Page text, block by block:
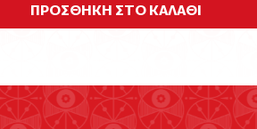
ΠΡΟΣΘΗΚΗ ΣΤΟ ΚΑΛΑΘΙ